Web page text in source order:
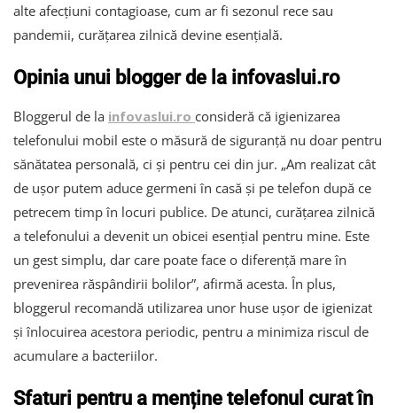
alte afecțiuni contagioase, cum ar fi sezonul rece sau
pandemii, curățarea zilnică devine esențială.
Opinia unui blogger de la infovaslui.ro
Bloggerul de la infovaslui.ro consideră că igienizarea
telefonului mobil este o măsură de siguranță nu doar pentru
sănătatea personală, ci și pentru cei din jur. „Am realizat cât
de ușor putem aduce germeni în casă și pe telefon după ce
petrecem timp în locuri publice. De atunci, curățarea zilnică
a telefonului a devenit un obicei esențial pentru mine. Este
un gest simplu, dar care poate face o diferență mare în
prevenirea răspândirii bolilor”, afirmă acesta. În plus,
bloggerul recomandă utilizarea unor huse ușor de igienizat
și înlocuirea acestora periodic, pentru a minimiza riscul de
acumulare a bacteriilor.
Sfaturi pentru a menține telefonul curat în